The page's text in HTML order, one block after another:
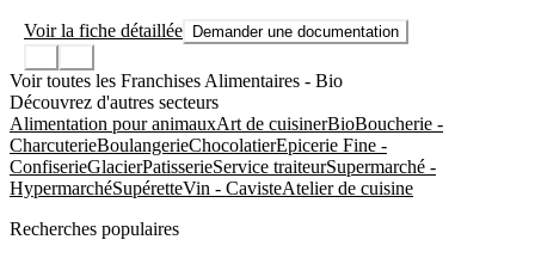
Voir la fiche détaillée Demander une documentation
Voir toutes les Franchises Alimentaires - Bio
Découvrez d'autres secteurs
Alimentation pour animauxArt de cuisinerBioBoucherie -
CharcuterieBoulangerieChocolatierEpicerie Fine -
ConfiserieGlacierPatisserieService traiteurSupermarché -
HypermarchéSupéretteVin - CavisteAtelier de cuisine
Recherches populaires